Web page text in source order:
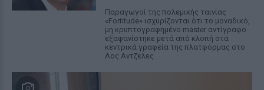
Παραγωγοί της πολεμικής ταινίας
«Fortitude» ισχυρίζονται ότι το μοναδικό,
μη κρυπτογραφημένο master αντίγραφο
εξαφανίστηκε μετά από κλοπή στα
κεντρικά γραφεία της πλατφόρμας στο
Λος Αντζελες.